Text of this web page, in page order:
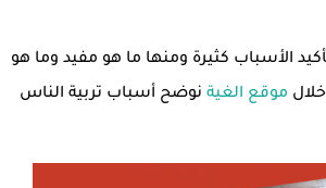
الأسباب كثيرة ومنها ما هو مفيد وما هو
موقع الغية نوضح أسباب تربية الناس